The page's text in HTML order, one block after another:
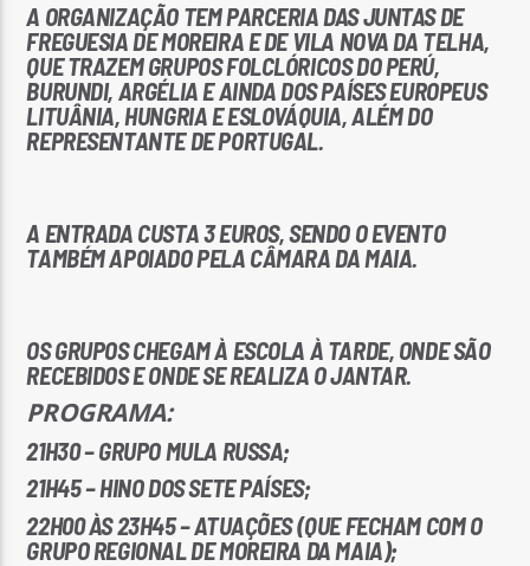
A ORGANIZAÇÃO TEM PARCERIA DAS JUNTAS DE
FREGUESIA DE MOREIRA E DE VILA NOVA DA TELHA,
QUE TRAZEM GRUPOS FOLCLÓRICOS DO PERÚ,
BURUNDI, ARGÉLIA E AINDA DOS PAÍSES EUROPEUS
LITUÂNIA, HUNGRIA E ESLOVÁQUIA, ALÉM DO
REPRESENTANTE DE PORTUGAL.
A ENTRADA CUSTA 3 EUROS, SENDO O EVENTO
TAMBÉM APOIADO PELA CÂMARA DA MAIA.
OS GRUPOS CHEGAM À ESCOLA À TARDE, ONDE SÃO
RECEBIDOS E ONDE SE REALIZA O JANTAR.
PROGRAMA:
21H30 – GRUPO MULA RUSSA;
21H45 – HINO DOS SETE PAÍSES;
22H00 ÀS 23H45 – ATUAÇÕES (QUE FECHAM COM O
GRUPO REGIONAL DE MOREIRA DA MAIA);